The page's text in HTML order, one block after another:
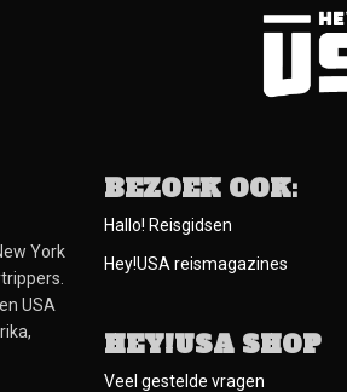
York
USA
BEZOEK OOK:
Hallo! Reisgidsen
Hey!USA reismagazines
HEY!USA SHOP
Veel gestelde vragen